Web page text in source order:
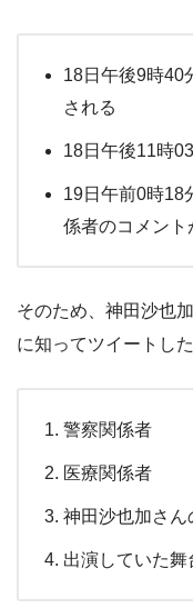
18日午後9時
される
18日午後11時
19日午前0時18
係者のコメント
そのため、神田沙也
に知ってツイートし
警察関係者
医療関係者
神田沙也加さ
出演していた